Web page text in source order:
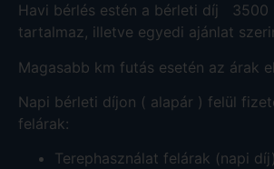
Havi bérlés estén a bérleti díj 3500
tartalmaz, illetve egyedi ajánlat
Magasabb km futás esetén az árak
Napi bérleti díjon ( alapár ) felül
felárak:
Terephasználat felárak (napi